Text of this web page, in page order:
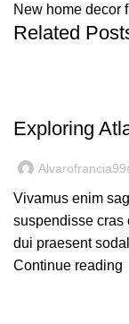
New home decor
Related
Exploring
Vivamus enim
suspendisse cras
dui praesent
Continue reading